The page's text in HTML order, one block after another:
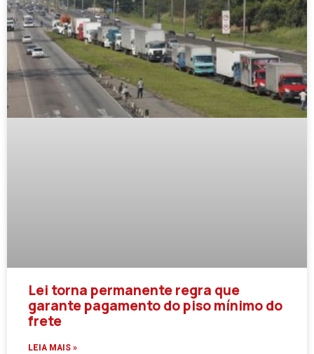
Lei torna permanente regra que
garante pagamento do piso mínimo do
frete
LEIA MAIS »